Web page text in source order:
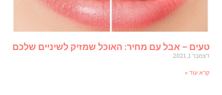
– אבל עם מחיר: האוכל שמזיק לשיניים שלכם
1, 2021
עוד »